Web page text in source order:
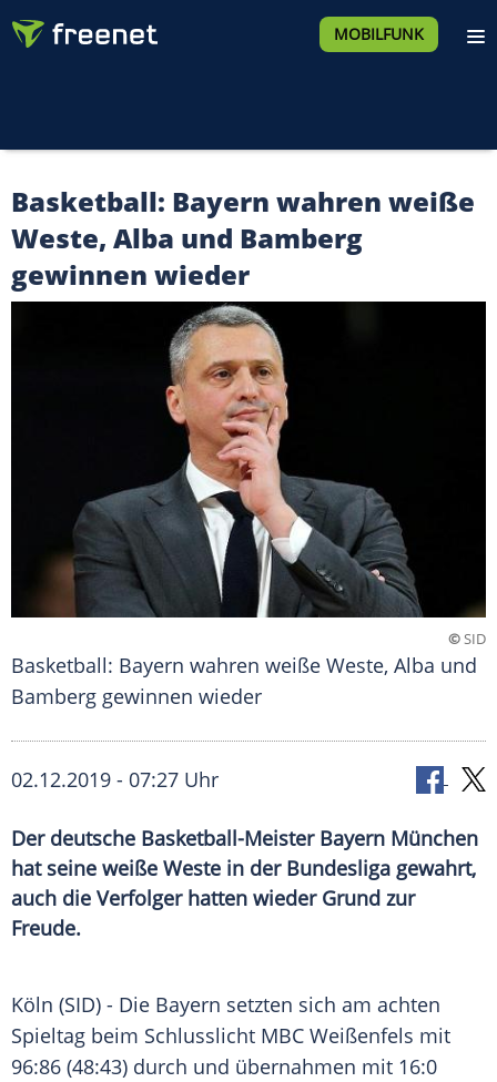
MOBILFUNK
Basketball: Bayern wahren weiße
Weste, Alba und Bamberg
gewinnen wieder
©SID
Basketball: Bayern wahren weiße Weste, Alba und
Bamberg gewinnen wieder
02.12.2019 - 07:27 Uhr
Der deutsche Basketball-Meister Bayern München
hat seine weiße Weste in der Bundesliga gewahrt,
auch die Verfolger hatten wieder Grund zur
Freude.
Köln (SID) - Die Bayern setzten sich am achten
Spieltag beim Schlusslicht MBC Weißenfels mit
96:86 (48:43) durch und übernahmen mit 16:0